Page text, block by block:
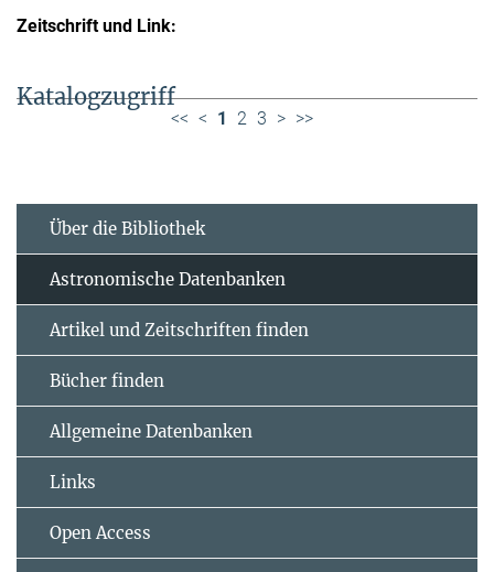
Katalogzugriff
<< < 1 2 3 > >>
Über die Bibliothek
Astronomische Datenbanken
Artikel und Zeitschriften finden
Bücher finden
Allgemeine Datenbanken
Links
Open Access